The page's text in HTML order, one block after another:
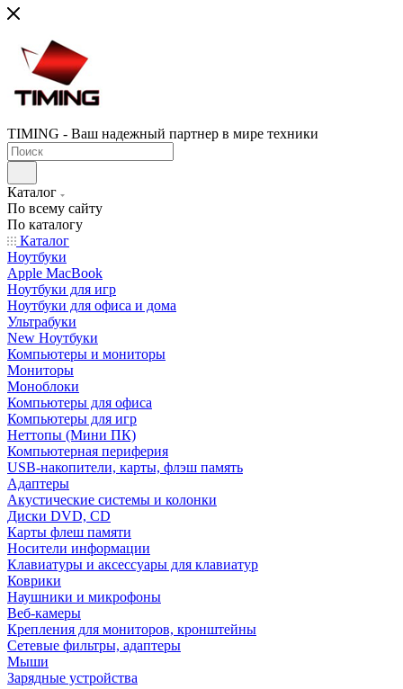
TIMING - Ваш надежный партнер в мире техники
Каталог
По всему сайту
По каталогу
Каталог
Ноутбуки
Apple MacBook
Ноутбуки для игр
Ноутбуки для офиса и дома
Ультрабуки
New Ноутбуки
Компьютеры и мониторы
Мониторы
Моноблоки
Компьютеры для офиса
Компьютеры для игр
Неттопы (Мини ПК)
Компьютерная периферия
USB-накопители, карты, флэш память
Адаптеры
Акустические системы и колонки
Диски DVD, CD
Карты флеш памяти
Носители информации
Клавиатуры и аксессуары для клавиатур
Коврики
Наушники и микрофоны
Веб-камеры
Крепления для мониторов, кронштейны
Сетевые фильтры, адаптеры
Мыши
Зарядные устройства